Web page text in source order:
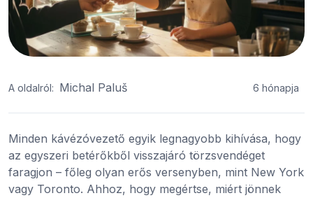
A oldalról: Michal Paluš 6 hónapja
Minden kávézóvezető egyik legnagyobb kihívása, hogy
az egyszeri betérőkből visszajáró törzsvendéget
faragjon – főleg olyan erős versenyben, mint New York
vagy Toronto. Ahhoz, hogy megértse, miért jönnek